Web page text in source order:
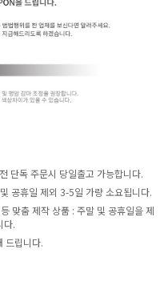
단독 주문시 당일출고 가능합니다.
공휴일 제외 3-5일 가량 소요됩니다.
맞춤 제작 상품 : 주말 및 공휴일을 제
다.
드립니다.